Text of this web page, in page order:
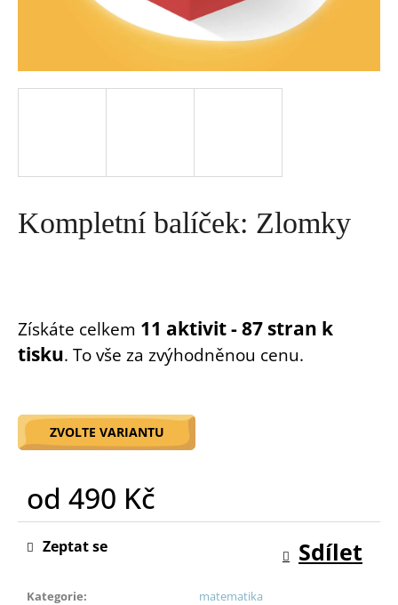
Kompletní balíček: Zlomky
Získáte celkem 11 aktivit - 87 stran k
tisku. To vše za zvýhodněnou cenu.
ZVOLTE VARIANTU
od 490 Kč
Měrná
cena:
Kategorie:
matematika
Zeptat se Sdílet
í
t
D
o
r
u
m